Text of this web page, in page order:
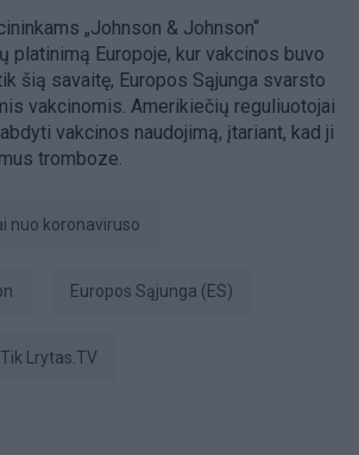
„Johnson & Johnson“
platinimą Europoje, kur vakcinos buvo
šią savaitę, Europos Sąjunga svarsto
vakcinomis. Amerikiečių reguliuotojai
vakcinos naudojimą, įtariant, kad ji
tromboze.
nuo koronaviruso
Europos Sąjunga (ES)
tik Lrytas.TV